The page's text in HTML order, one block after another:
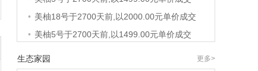
美柚18号于2700天前,以2000.00元单价成交
美柚5号于2700天前,以1499.00元单价成交
•
美柚38号于2701天前,以1500.00元单价成交
生态家园 更多>